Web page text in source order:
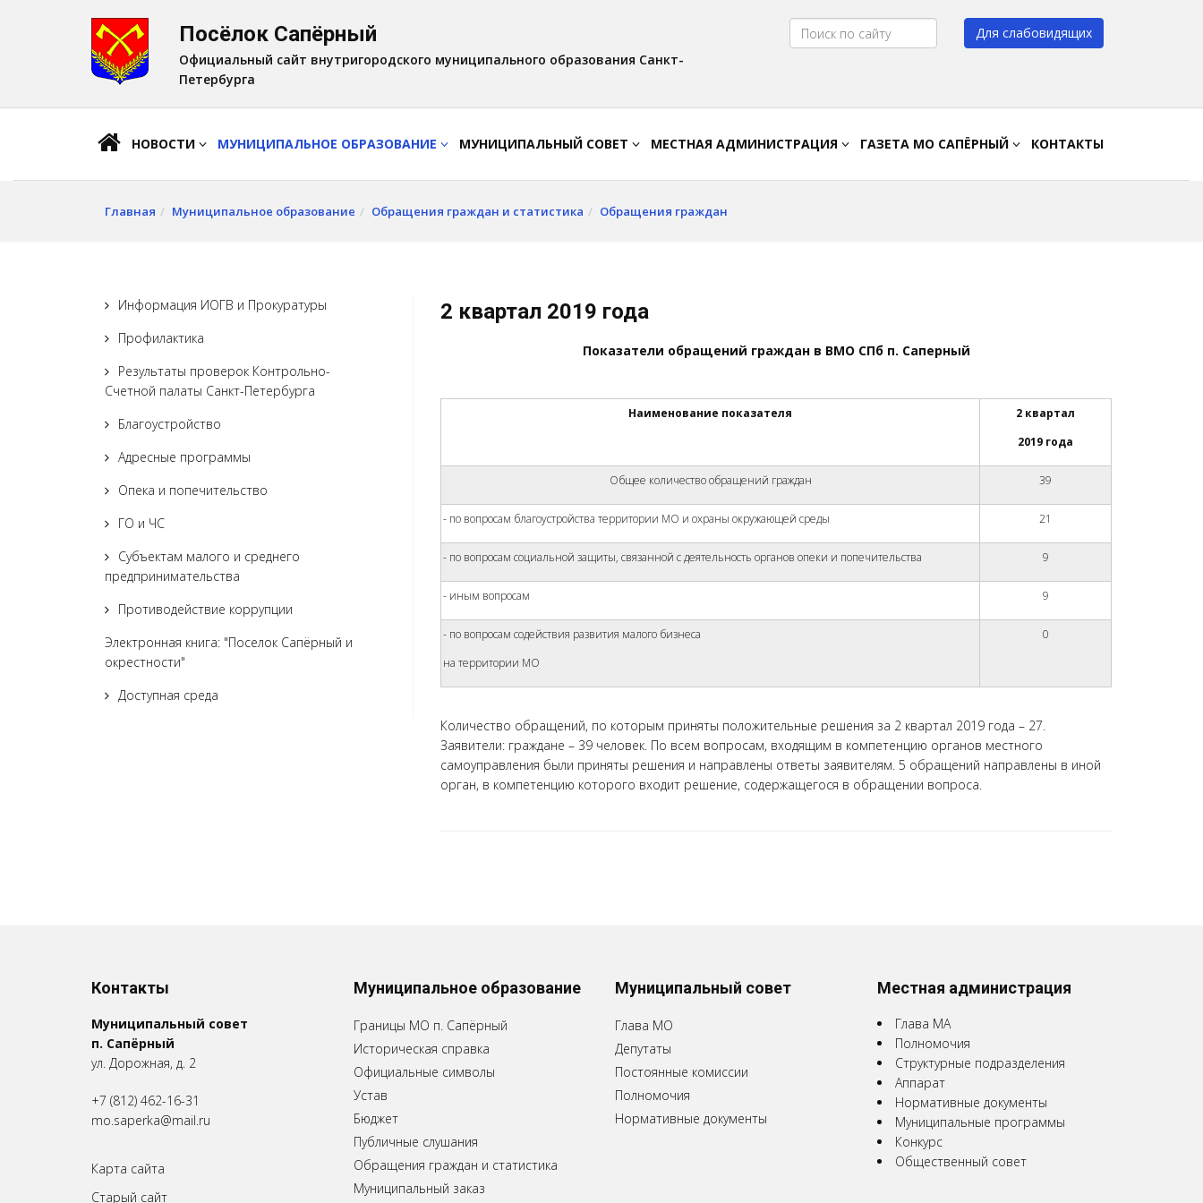
Шрифт:
A A Цвет:A A A A
Посёлок Сапёрный
Официальный сайт внутригородского муниципального образования Санкт-
Петербурга
Для слабовидящих
НОВОСТИ МУНИЦИПАЛЬНОЕ ОБРАЗОВАНИЕ МУНИЦИПАЛЬНЫЙ СОВЕТ МЕСТНАЯ АДМИНИСТРАЦИЯ ГАЗЕТА МО САПЁРНЫЙ КОНТАКТЫ
Главная Муниципальное образование Обращения граждан и статистика Обращения граждан
Информация ИОГВ и Прокуратуры
Профилактика
Результаты проверок Контрольно-
Счетной палаты Санкт-Петербурга
Благоустройство
Адресные программы
Опека и попечительство
ГО и ЧС
Субъектам малого и среднего
предпринимательства
Противодействие коррупции
Электронная книга: "Поселок Сапёрный и
окрестности"
Доступная среда
2 квартал 2019 года
Показатели обращений граждан в ВМО СПб п. Саперный
Наименование показателя
2 квартал
2019 года
Общее количество обращений граждан 39
- по вопросам благоустройства территории МО и охраны окружающей среды 21
- по вопросам социальной защиты, связанной с деятельность органов опеки и попечительства 9
- иным вопросам 9
- по вопросам содействия развития малого бизнеса
на территории МО
0
Количество обращений, по которым приняты положительные решения за 2 квартал 2019 года – 27.
Заявители: граждане – 39 человек. По всем вопросам, входящим в компетенцию органов местного
самоуправления были приняты решения и направлены ответы заявителям. 5 обращений направлены в иной
орган, в компетенцию которого входит решение, содержащегося в обращении вопроса.
Контакты
Муниципальный совет
п. Сапёрный
ул. Дорожная, д. 2
+7 (812) 462-16-31
mo.saperka@mail.ru
Карта сайта
Старый сайт
Муниципальное образование
Границы МО п. Сапёрный
Историческая справка
Официальные символы
Устав
Бюджет
Публичные слушания
Обращения граждан и статистика
Муниципальный заказ
Муниципальный совет
Глава МО
Депутаты
Постоянные комиссии
Полномочия
Нормативные документы
Местная администрация
Глава МА
Полномочия
Структурные подразделения
Аппарат
Нормативные документы
Муниципальные программы
Конкурс
Общественный совет